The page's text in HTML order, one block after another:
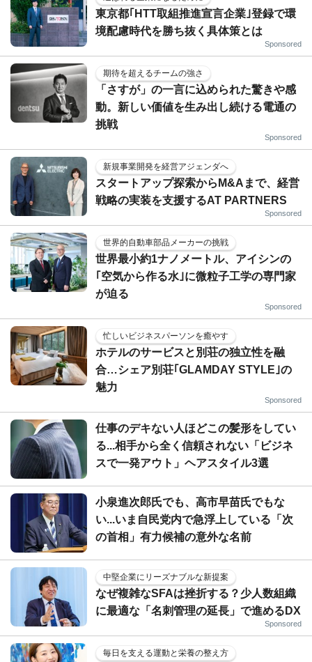
東京都｢HTT取組推進宣言企業｣登録で環
境配慮時代を勝ち抜く具体策とは
Sponsored
期待を超えるチームの強さ
「さすが」の一言に込められた驚きや感
動。新しい価値を生み出し続ける電通の
挑戦
Sponsored
新規事業開発を経営アジェンダへ
スタートアップ探索からM&Aまで、経営
戦略の実装を支援するAT PARTNERS
Sponsored
世界的自動車部品メーカーの挑戦
世界最小約1ナノメートル、アイシンの
｢空気から作る水｣に微粒子工学の専門家
が迫る
Sponsored
忙しいビジネスパーソンを癒やす
ホテルのサービスと別荘の独立性を融
合…シェア別荘｢GLAMDAY STYLE｣の
魅力
Sponsored
仕事のデキない人ほどこの髪形をしてい
る...相手から全く信頼されない「ビジネ
スで一発アウト」ヘアスタイル3選
小泉進次郎氏でも、高市早苗氏でもな
い...いま自民党内で急浮上している「次
の首相」有力候補の意外な名前
中堅企業にリーズナブルな新提案
なぜ複雑なSFAは挫折する？少人数組織
に最適な「名刺管理の延長」で進めるDX
Sponsored
毎日を支える運動と栄養の整え方